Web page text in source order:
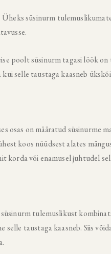
Üheks süsinurm
poolt süsinurm tagasi löök
kui selle taustaga kaasneb
osas on määratud süsinurme
koos nüüdsest alates
korda või enamusel juhtudel
tulemuslikust
selle taustaga kaasneb. Siis